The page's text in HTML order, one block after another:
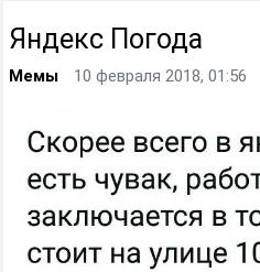
Яндекс Погода
Мемы 10 февраля 2018, 01:56